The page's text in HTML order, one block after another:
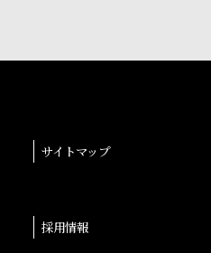
サイトマップ
採用情報